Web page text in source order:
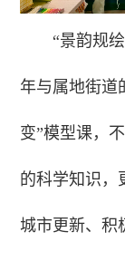
“景韵规
年与属地街道
变”模型课，
的科学知识，
城市更新、积